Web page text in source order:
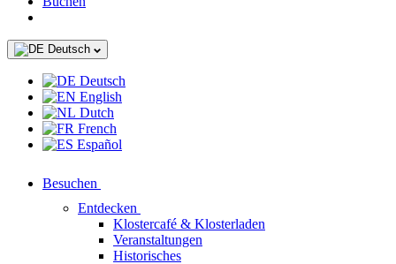
Deutsch
Deutsch
English
Dutch
French
Español
Besuchen
Entdecken
Klostercafé & Klosterladen
Veranstaltungen
Historisches